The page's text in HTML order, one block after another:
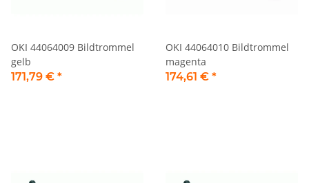
OKI 44064009 Bildtrommel
gelb
171,79 € *
OKI 44064010 Bildtrommel
magenta
174,61 € *